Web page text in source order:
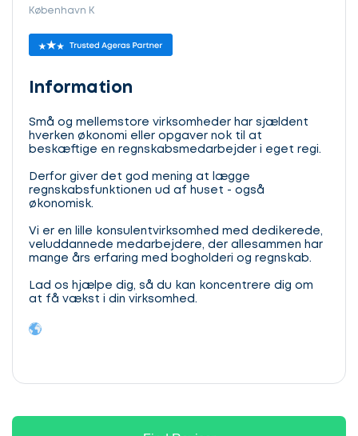
København K
Information
Små og mellemstore virksomheder har sjældent
hverken økonomi eller opgaver nok til at
beskæftige en regnskabsmedarbejder i eget regi.
Derfor giver det god mening at lægge
regnskabsfunktionen ud af huset - også
økonomisk.
Vi er en lille konsulentvirksomhed med dedikerede,
veluddannede medarbejdere, der allesammen har
mange års erfaring med bogholderi og regnskab.
Lad os hjælpe dig, så du kan koncentrere dig om
at få vækst i din virksomhed.